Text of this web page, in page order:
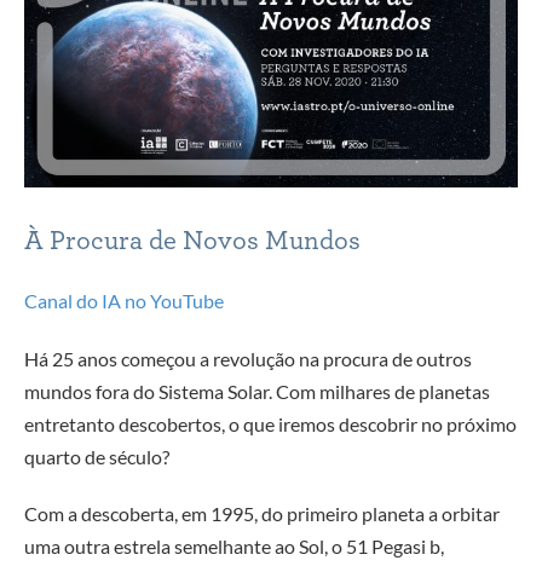
À Procura de Novos Mundos
Canal do IA no YouTube
Há 25 anos começou a revolução na procura de outros
mundos fora do Sistema Solar. Com milhares de planetas
entretanto descobertos, o que iremos descobrir no próximo
quarto de século?
Com a descoberta, em 1995, do primeiro planeta a orbitar
uma outra estrela semelhante ao Sol, o 51 Pegasi b,